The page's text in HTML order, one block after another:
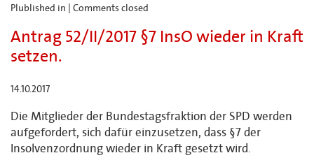
Plublished in | Comments closed
Antrag 52/II/2017 §7 InsO wieder in Kraft
setzen.
14.10.2017
Die Mitglieder der Bundestagsfraktion der SPD werden
aufgefordert, sich dafür einzusetzen, dass §7 der
Insolvenzordnung wieder in Kraft gesetzt wird.